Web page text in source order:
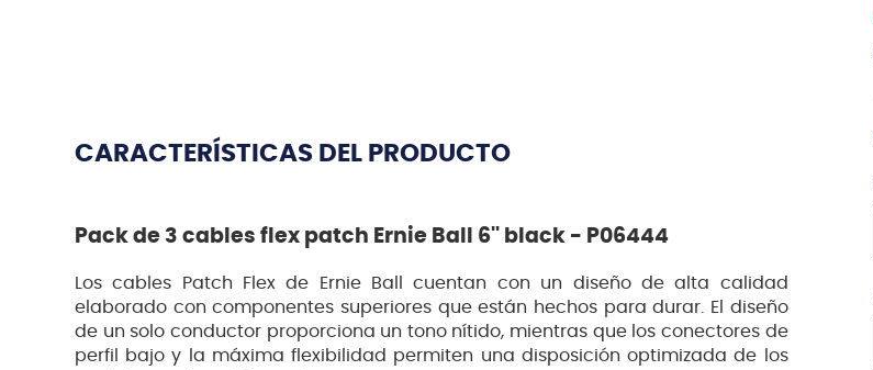
CARACTERÍSTICAS DEL PRODUCTO
Pack de 3 cables flex patch Ernie Ball 6'' black - P06444
Los cables Patch Flex de Ernie Ball cuentan con un diseño de alta calidad
elaborado con componentes superiores que están hechos para durar. El diseño
de un solo conductor proporciona un tono nítido, mientras que los conectores de
perfil bajo y la máxima flexibilidad permiten una disposición optimizada de los